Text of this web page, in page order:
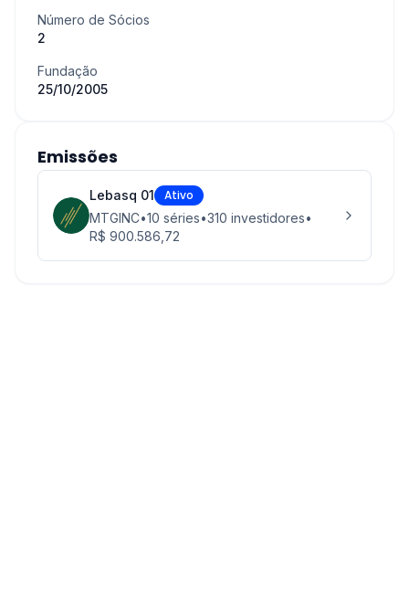
Número de Sócios
2
Fundação
25/10/2005
Emissões
Lebasq 01
Ativo
MTGINC•10 séries•310 investidores•
R$ 900.586,72